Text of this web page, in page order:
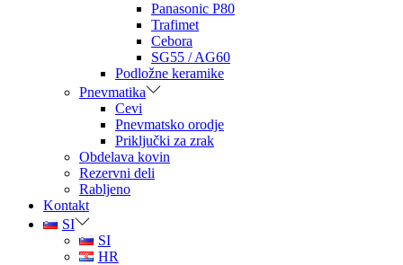
Panasonic P80
Trafimet
Cebora
SG55 / AG60
Podložne keramike
Pnevmatika
Cevi
Pnevmatsko orodje
Priključki za zrak
Obdelava kovin
Rezervni deli
Rabljeno
Kontakt
SI
SI
HR